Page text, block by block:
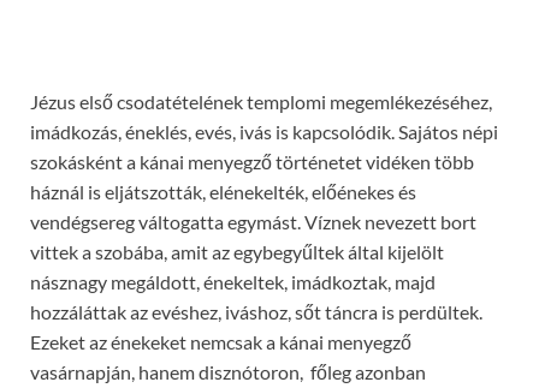
Jézus első csodatételének templomi megemlékezéséhez,
imádkozás, éneklés, evés, ivás is kapcsolódik. Sajátos népi
szokásként a kánai menyegző történetet vidéken több
háznál is eljátszották, elénekelték, előénekes és
vendégsereg váltogatta egymást. Víznek nevezett bort
vittek a szobába, amit az egybegyűltek által kijelölt
násznagy megáldott, énekeltek, imádkoztak, majd
hozzáláttak az evéshez, iváshoz, sőt táncra is perdültek.
Ezeket az énekeket nemcsak a kánai menyegző
vasárnapján, hanem disznótoron, főleg azonban